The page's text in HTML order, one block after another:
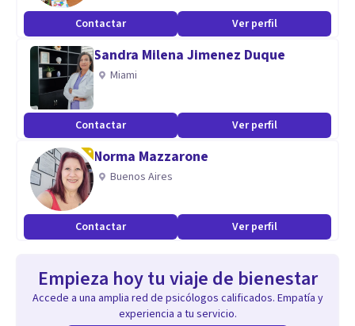
Contactar Ver perfil
Sandra Milena Jimenez Duque
Miami
Contactar Ver perfil
Norma Mazzarone
Buenos Aires
Contactar Ver perfil
Empieza hoy tu viaje de bienestar
Accede a una amplia red de psicólogos calificados. Empatía y
experiencia a tu servicio.